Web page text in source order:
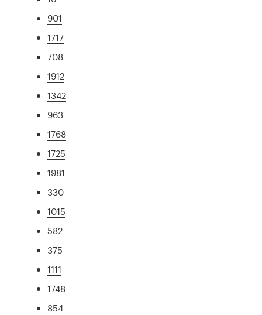
901
1717
708
1912
1342
963
1768
1725
1981
330
1015
582
375
1111
1748
854